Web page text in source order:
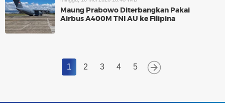
Maung Prabowo Diterbangkan Pakai
Airbus A400M TNI AU ke Filipina
1 2 3 4 5